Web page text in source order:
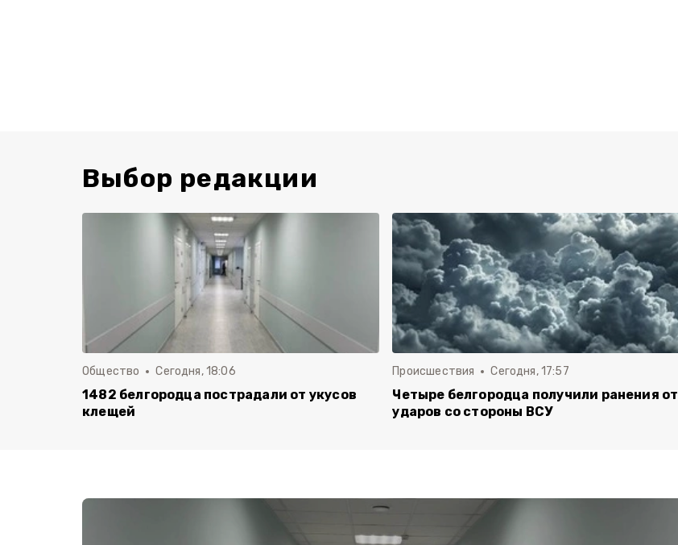
Выбор редакции
Общество Сегодня, 18:06
1482 белгородца пострадали от укусов
клещей
Происшествия Сегодня, 17:57
Четыре белгородца получили ранения от
ударов со стороны ВСУ